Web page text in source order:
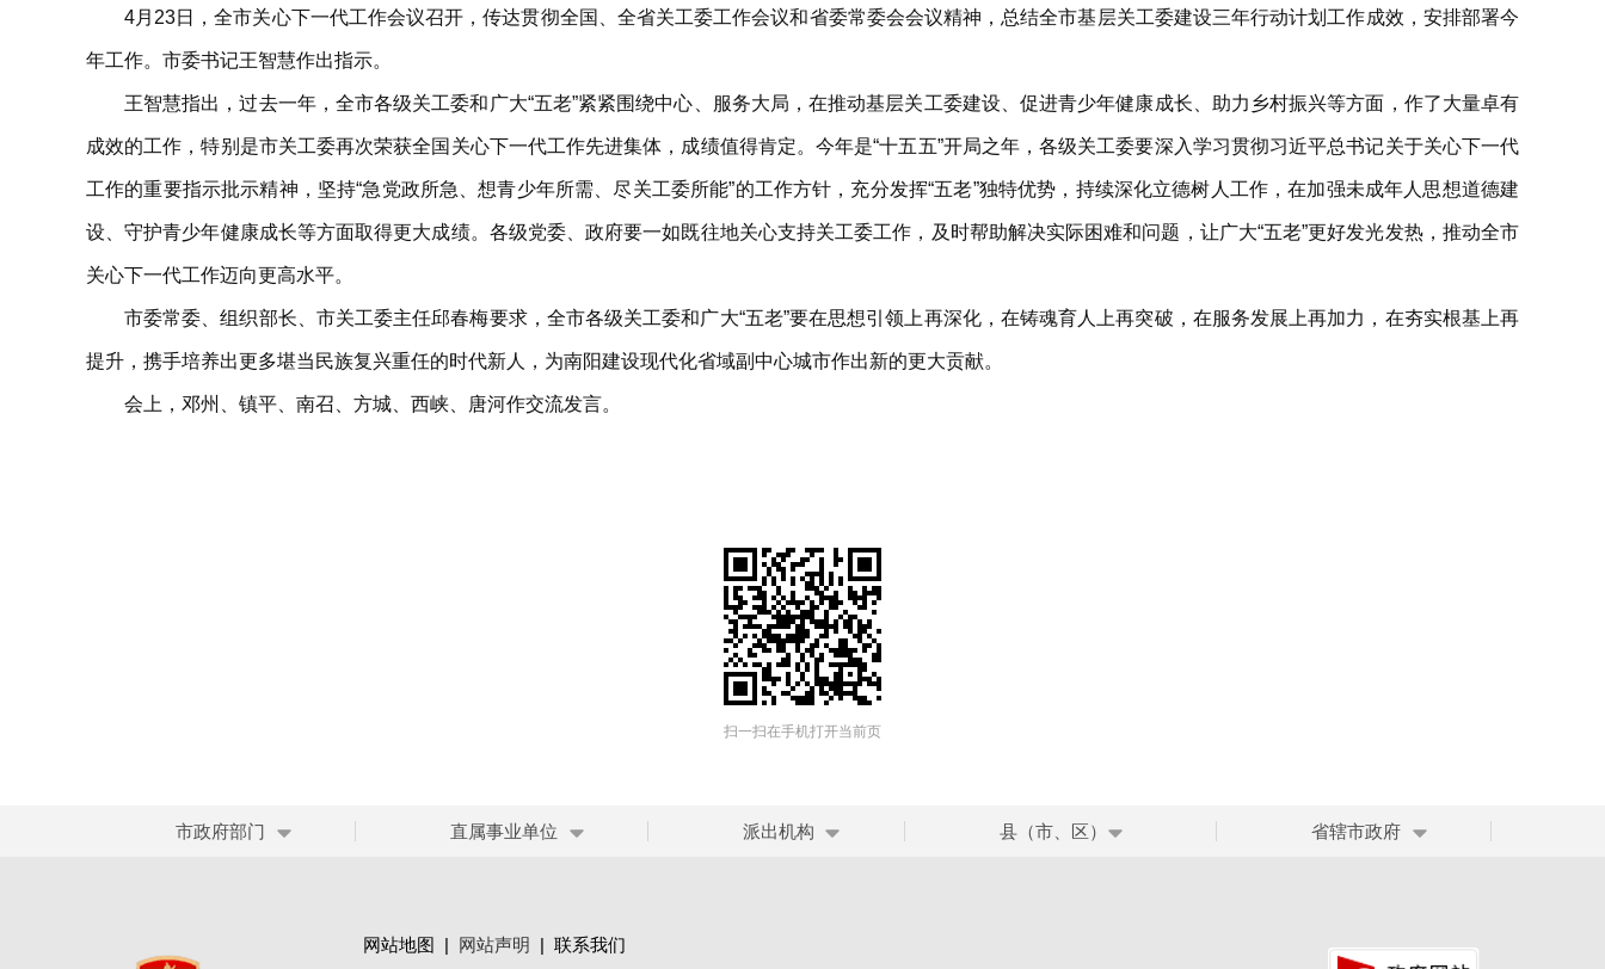
4月23日，全市关心下一代工作会议召开，传达贯彻全国、全省关工委工作会议和省委常委会会议精神，总结全市基层关工委建设三年行动计划工作成效，安排部署今
年工作。市委书记王智慧作出指示。
王智慧指出，过去一年，全市各级关工委和广大“五老”紧紧围绕中心、服务大局，在推动基层关工委建设、促进青少年健康成长、助力乡村振兴等方面，作了大量卓有
成效的工作，特别是市关工委再次荣获全国关心下一代工作先进集体，成绩值得肯定。今年是“十五五”开局之年，各级关工委要深入学习贯彻习近平总书记关于关心下一代
工作的重要指示批示精神，坚持“急党政所急、想青少年所需、尽关工委所能”的工作方针，充分发挥“五老”独特优势，持续深化立德树人工作，在加强未成年人思想道德建
设、守护青少年健康成长等方面取得更大成绩。各级党委、政府要一如既往地关心支持关工委工作，及时帮助解决实际困难和问题，让广大“五老”更好发光发热，推动全市
关心下一代工作迈向更高水平。
市委常委、组织部长、市关工委主任邱春梅要求，全市各级关工委和广大“五老”要在思想引领上再深化，在铸魂育人上再突破，在服务发展上再加力，在夯实根基上再
提升，携手培养出更多堪当民族复兴重任的时代新人，为南阳建设现代化省域副中心城市作出新的更大贡献。
会上，邓州、镇平、南召、方城、西峡、唐河作交流发言。
扫一扫在手机打开当前页
市政府部门 直属事业单位 派出机构 县（市、区） 省辖市政府
网站地图 | 网站声明 | 联系我们